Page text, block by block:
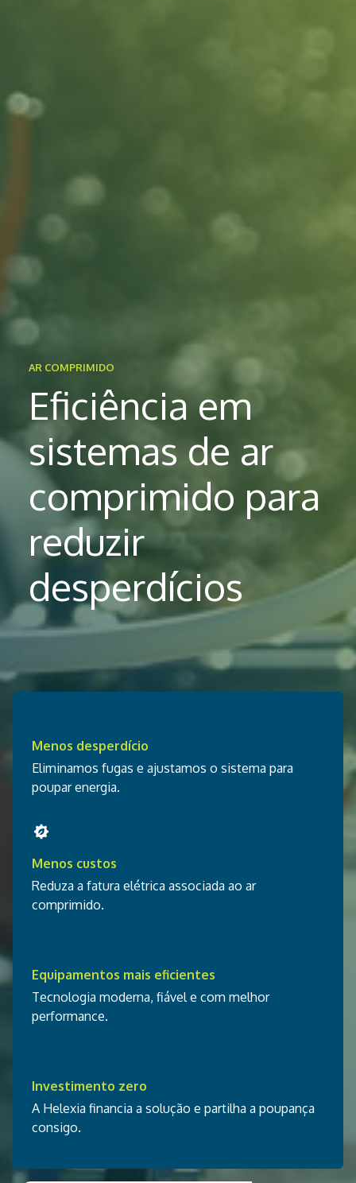
AR COMPRIMIDO
Eficiência em
sistemas de ar
comprimido para
reduzir
desperdícios
Menos desperdício
Eliminamos fugas e ajustamos o sistema para
poupar energia.
Menos custos
Reduza a fatura elétrica associada ao ar
comprimido.
Equipamentos mais eficientes
Tecnologia moderna, fiável e com melhor
performance.
Investimento zero
A Helexia financia a solução e partilha a poupança
consigo.